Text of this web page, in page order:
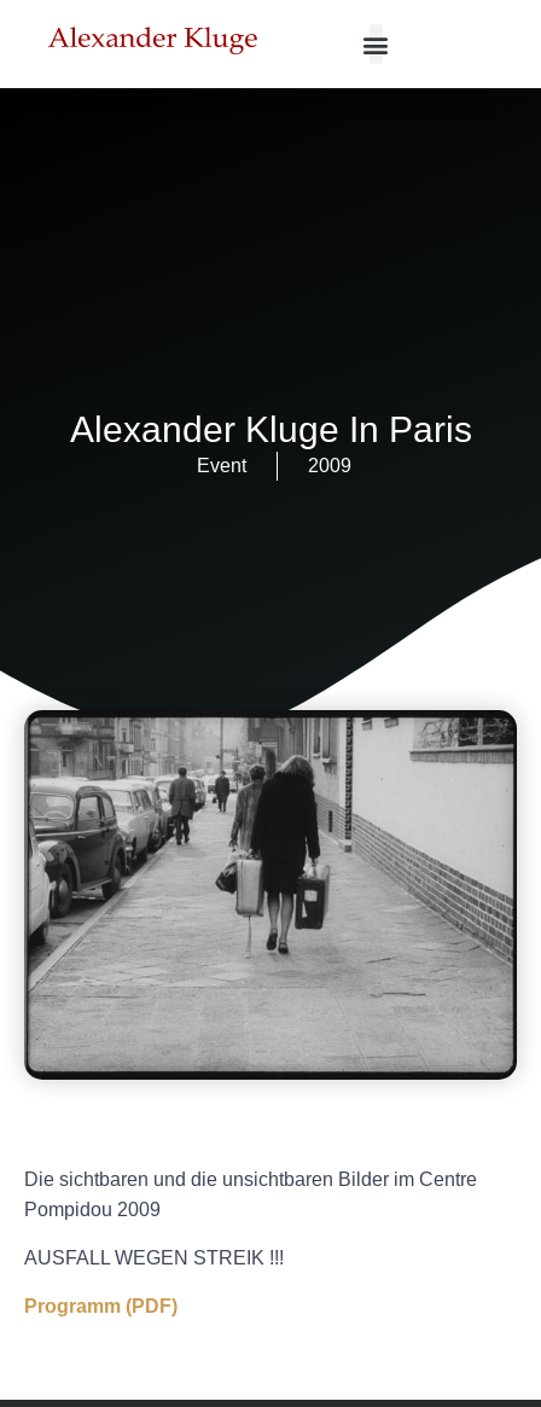
Alexander Kluge In Paris
Event 2009
Die sichtbaren und die unsichtbaren Bilder im Centre
Pompidou 2009
AUSFALL WEGEN STREIK !!!
Programm (PDF)